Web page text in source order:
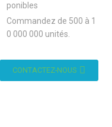
ponibles
Commandez de 500 à 1
0 000 000 unités.
CONTACTEZ-NOUS